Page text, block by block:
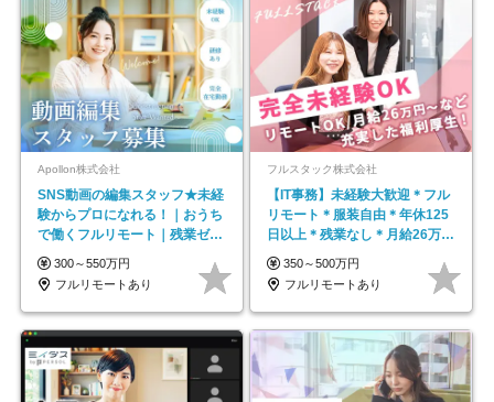
Apollon株式会社
SNS動画の編集スタッフ★未経
験からプロになれる！｜おうち
で働くフルリモート｜残業ゼロ
で18時退勤◎
300～550万円
フルリモートあり
フルスタック株式会社
【IT事務】未経験大歓迎＊フル
リモート＊服装自由＊年休125
日以上＊残業なし＊月給26万円
以上
350～500万円
フルリモートあり